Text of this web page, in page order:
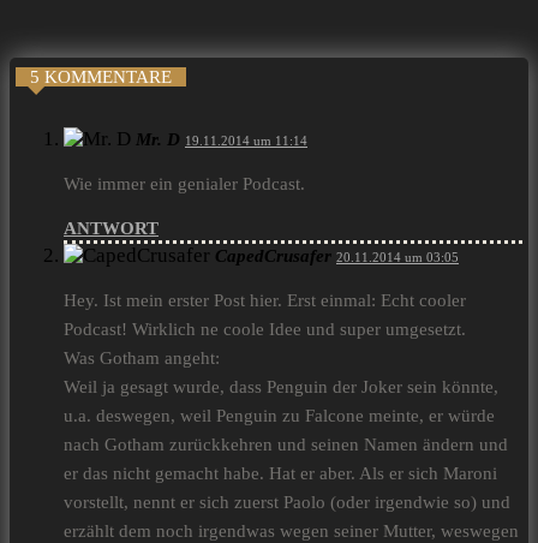
5 KOMMENTARE
Mr. D 19.11.2014 um 11:14
Wie immer ein genialer Podcast.
ANTWORT
CapedCrusafer 20.11.2014 um 03:05
Hey. Ist mein erster Post hier. Erst einmal: Echt cooler
Podcast! Wirklich ne coole Idee und super umgesetzt.
Was Gotham angeht:
Weil ja gesagt wurde, dass Penguin der Joker sein könnte,
u.a. deswegen, weil Penguin zu Falcone meinte, er würde
nach Gotham zurückkehren und seinen Namen ändern und
er das nicht gemacht habe. Hat er aber. Als er sich Maroni
vorstellt, nennt er sich zuerst Paolo (oder irgendwie so) und
erzählt dem noch irgendwas wegen seiner Mutter, weswegen